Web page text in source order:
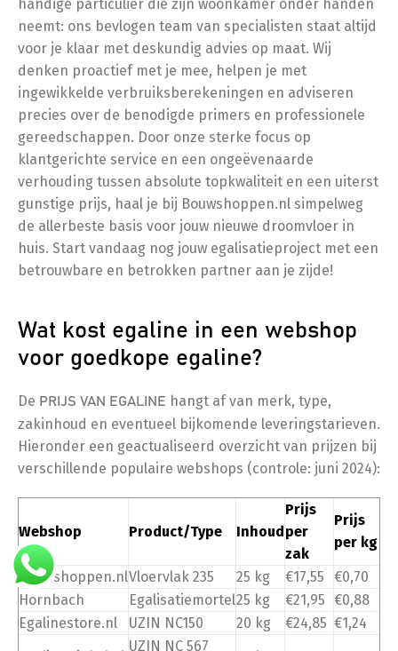
handige particulier die zijn woonkamer onder handen
neemt: ons bevlogen team van specialisten staat altijd
voor je klaar met deskundig advies op maat. Wij
denken proactief met je mee, helpen je met
ingewikkelde verbruiksberekeningen en adviseren
precies over de benodigde primers en professionele
gereedschappen. Door onze sterke focus op
klantgerichte service en een ongeëvenaarde
verhouding tussen absolute topkwaliteit en een uiterst
gunstige prijs, haal je bij Bouwshoppen.nl simpelweg
de allerbeste basis voor jouw nieuwe droomvloer in
huis. Start vandaag nog jouw egalisatieproject met een
betrouwbare en betrokken partner aan je zijde!
Wat kost egaline in een webshop
voor goedkope egaline?
De PRIJS VAN EGALINE hangt af van merk, type,
zakinhoud en eventueel bijkomende leveringstarieven.
Hieronder een geactualiseerd overzicht van prijzen bij
verschillende populaire webshops (controle: juni 2024):
Webshop Product/Type Inhoud
Prijs
per
zak
Prijs
per kg
Bouwshoppen.nlVloervlak 235 25 kg €17,55
€0,70
Hornbach
Egalisatiemortel25 kg €21,95 €0,88
Egalinestore.nl
UZIN NC150 20 kg €24,85 €1,24
UZIN NC 567